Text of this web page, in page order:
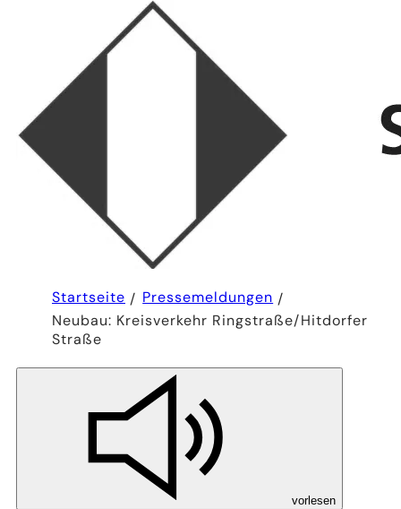
Startseite
Pressemeldungen
Neubau: Kreisverkehr Ringstraße/Hitdorfer
Straße
vorlesen